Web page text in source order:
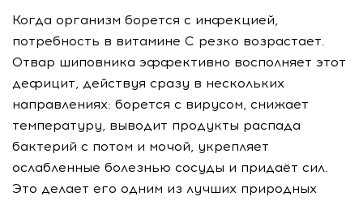
Когда организм борется с инфекцией,
потребность в витамине С резко возрастает.
Отвар шиповника эффективно восполняет этот
дефицит, действуя сразу в нескольких
направлениях: борется с вирусом, снижает
температуру, выводит продукты распада
бактерий с потом и мочой, укрепляет
ослабленные болезнью сосуды и придаёт сил.
Это делает его одним из лучших природных